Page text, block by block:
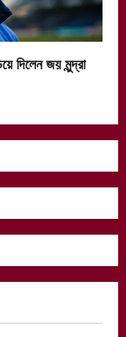
দিলেন জয় মুন্দ্রা